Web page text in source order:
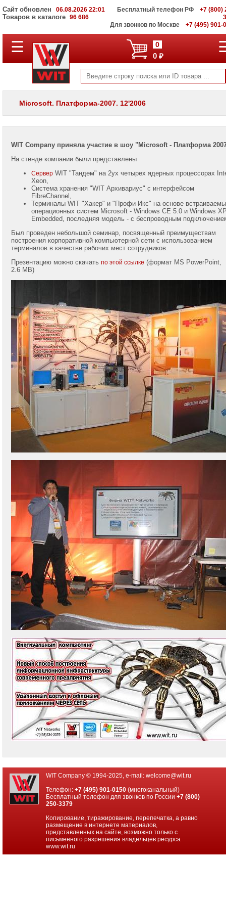
Сайт обновлен 06.08.2026 22:01
Товаров в каталоге 96 686
Бесплатный телефон РФ
+7 (800)
Для звонков по Москве
+7 (495) 901-
Семинары
и
выставки
Публикации
прессе
статьи
блог
Владимир
Комен
Mobile:
(985)
768-
8583
Telegram:
+7
WhatsApp:
+7
(985)
768-
8583
Viber:
+7
(985)
768-
8583
Александр
Крюков
Mobile:
0005
WhatsApp:
158-
0005
☰ 0
0 ₽
Microsoft. Платформа-2007. 12'2006
WIT Company приняла участие в шоу "Microsoft - Платформа
На стенде компании были представлены
СерверWIT "Тандем" на 2ух четырех ядерных процессорах
Xeon,
Система хранения "WIT Архивариус" с интерфейсом
FibreChannel,
Терминалы WIT "Хакер" и "Профи-Икс" на основе
операционных систем Microsoft - Windows CE 5.0 и Windows
Embedded, последняя модель - с беспроводным
Был проведен небольшой семинар, посвященный преимуществам
построения корпоративной компьютерной сети с использованием
терминалов в качестве рабочих мест сотрудников.
Презентацию можно скачать по этой ссылке (формат MS PowerPoint,
2.6 MB)
WIT Company © 1994-2025, e-mail: welcome@wit.ru
Телефон:+7 (495) 901-0150 (многоканальный)
Бесплатный телефон для звонков по России+7 (800)
250-3379
Копирование, тиражирование, перепечатка, а равно
размещение в интернете материалов,
представленных на сайте, возможно только с
письменного разрешения владельцев ресурса
www.wit.ru